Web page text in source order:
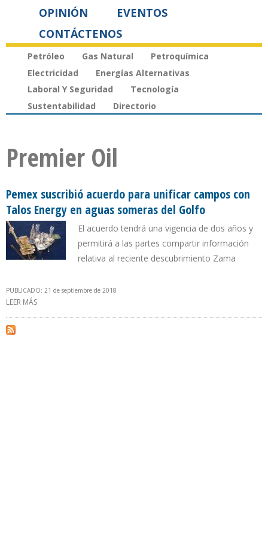
OPINIÓN
EVENTOS
CONTÁCTENOS
Petróleo Gas Natural
Petroquímica
Electricidad
Energías Alternativas
Laboral Y Seguridad
Tecnología
Sustentabilidad
Directorio
Premier Oil
Pemex suscribió acuerdo para unificar campos con
Talos Energy en aguas someras del Golfo
El acuerdo tendrá una vigencia de dos años y
permitirá a las partes compartir información
relativa al reciente descubrimiento Zama
PUBLICADO: 21 de septiembre de 2018
LEER MÁS